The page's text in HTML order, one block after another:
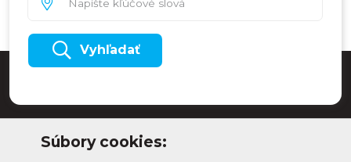
Vyhľadať
Súbory cookies: